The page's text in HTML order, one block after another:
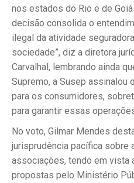
nos estados do Rio e de
decisão consolida o
ilegal da atividade
sociedade”, diz a diretora
Carvalhal, lembrando ainda
Supremo, a Susep
para os consumidores,
para garantir essas
No voto, Gilmar Mendes
jurisprudência pacífica sobre
associações, tendo em vista
propostas pelo Ministério